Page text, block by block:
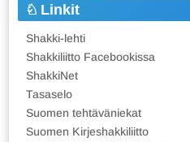
Linkit
Shakki-lehti
Shakkiliitto Facebookissa
ShakkiNet
Tasaselo
Suomen tehtäväniekat
Suomen Kirjeshakkiliitto